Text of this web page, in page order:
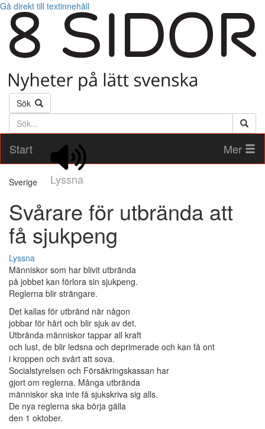
Gå direkt till textinnehåll
Sök
Söktext
Start
Lyssna
Mer
Sverige
Svårare för utbrända att
få sjukpeng
Lyssna
Människor som har blivit utbrända
på jobbet kan förlora sin sjukpeng.
Reglerna blir strängare.
Det kallas för utbränd när någon
jobbar för hårt och blir sjuk av det.
Utbrända människor tappar all kraft
och lust, de blir ledsna och deprimerade och kan få ont
i kroppen och svårt att sova.
Socialstyrelsen och Försäkringskassan har
gjort om reglerna. Många utbrända
människor ska inte få sjukskriva sig alls.
De nya reglerna ska börja gälla
den 1 oktober.